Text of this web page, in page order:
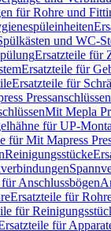
für Rohre und
und WC-
Ersatzteile für
Ersatzteile für
Ersatzteile für
Pressanschlüssen
Mit Mepla
für UP-
für Mit Mapress
Reinigungsstücke
Anschlussbögen
Ersatzteile für
für
für